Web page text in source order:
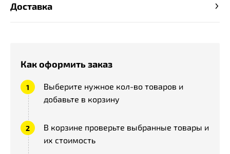
Как оформить заказ
Выберите нужное кол-во товаров и
добавьте в корзину
В корзине проверьте выбранные товары и
их стоимость
Доставка